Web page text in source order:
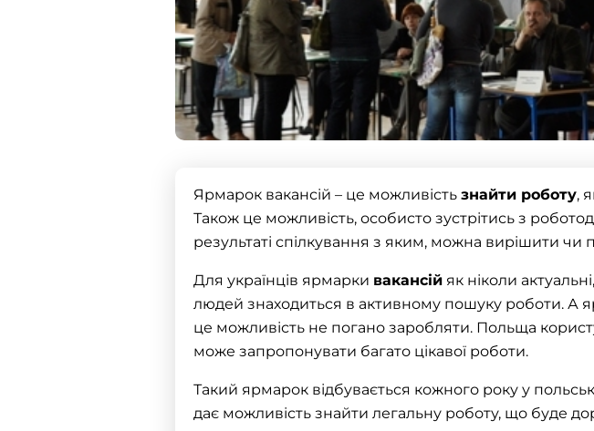
Ярмарок вакансій – це можливість знайти роботу,
Також це можливість, особисто зустрітись з
результаті спілкування з яким, можна вирішити чи
Для українців ярмарки вакансійяк ніколи
людей знаходиться в активному пошуку роботи. А
це можливість не погано заробляти. Польща
може запропонувати багато цікавої роботи.
Такий ярмарок відбувається кожного року у
дає можливість знайти легальну роботу, що буде